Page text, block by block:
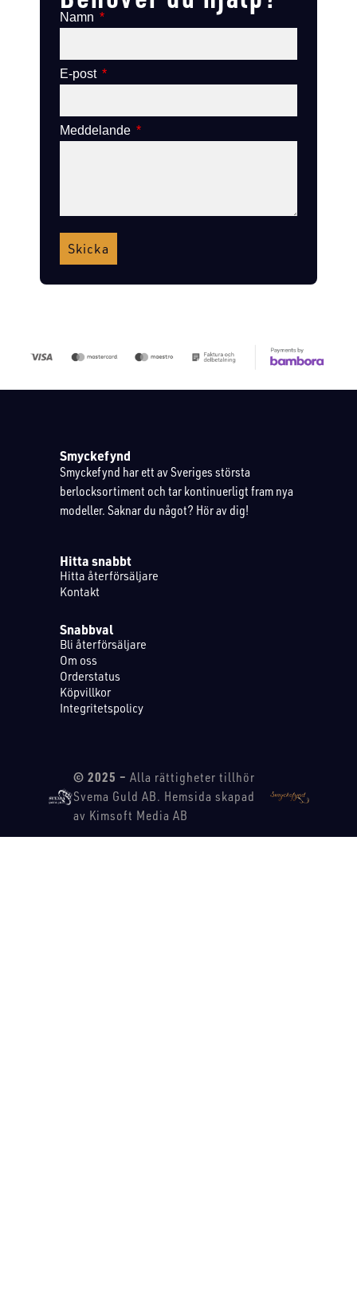
Namn
E-post
Meddelande
Skicka
Smyckefynd
Smyckefynd har ett av Sveriges största
berlocksortiment och tar kontinuerligt fram nya
modeller. Saknar du något? Hör av dig!
Hitta snabbt
Hitta återförsäljare
Kontakt
Snabbval
Bli återförsäljare
Om oss
Orderstatus
Köpvillkor
Integritetspolicy
© 2025 – Alla rättigheter tillhör
Svema Guld AB. Hemsida skapad
av Kimsoft Media AB